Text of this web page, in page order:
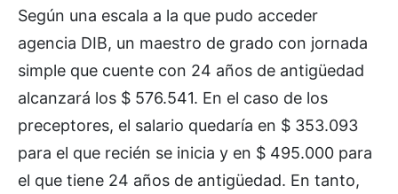
Según una escala a la que pudo acceder
agencia DIB, un maestro de grado con jornada
simple que cuente con 24 años de antigüedad
alcanzará los $ 576.541. En el caso de los
preceptores, el salario quedaría en $ 353.093
para el que recién se inicia y en $ 495.000 para
el que tiene 24 años de antigüedad. En tanto,